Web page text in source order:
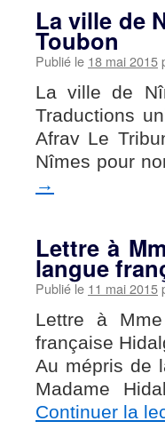
La ville de
Toubon
Publié le 18 mai 2015
La ville de
Traductions
Afrav Le
Nîmes pour
→
Lettre à
langue
Publié le 11 mai 2015
Lettre à
française
Au mépris de
Madame
Continuer la